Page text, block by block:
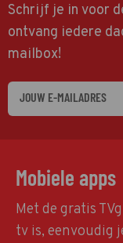
Schrijf je in voor
ontvang iedere
mailbox!
Mobiele apps
Met de gratis
tv is, eenvoudig